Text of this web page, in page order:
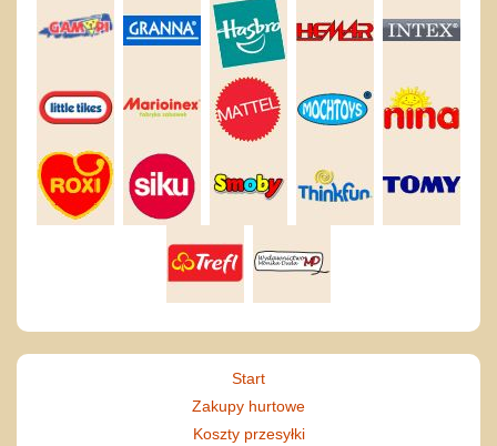
Start
Zakupy hurtowe
Koszty przesyłki